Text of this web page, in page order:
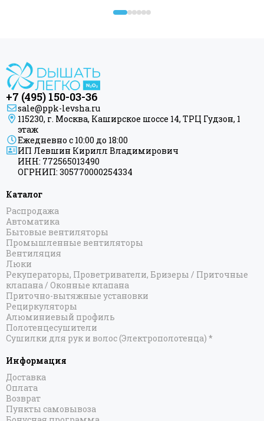
+7 (495) 150-03-36
sale@ppk-levsha.ru
115230, г. Москва, Каширское шоссе 14, ТРЦ Гудзон, 1
этаж
Ежедневно с 10:00 до 18:00
ИП Левшин Кирилл Владимирович
ИНН: 772565013490
ОГРНИП: 305770000254334
Каталог
Распродажа
Автоматика
Бытовые вентиляторы
Промышленные вентиляторы
Вентиляция
Люки
Рекуператоры, Проветриватели, Бризеры / Приточные
клапана / Оконные клапана
Приточно-вытяжные установки
Рециркуляторы
Алюминиевый профиль
Полотенцесушители
Сушилки для рук и волос (Электрополотенца) *
Информация
Доставка
Оплата
Возврат
Пункты самовывоза